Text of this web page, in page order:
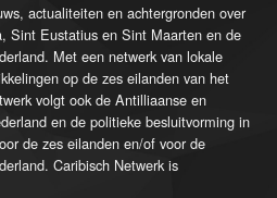
actualiteiten en achtergronden over
Sint Eustatius en Sint Maarten en de
Met een netwerk van lokale
op de zes eilanden van het
volgt ook de Antilliaanse en
en de politieke besluitvorming in
de zes eilanden en/of voor de
Caribisch Netwerk is